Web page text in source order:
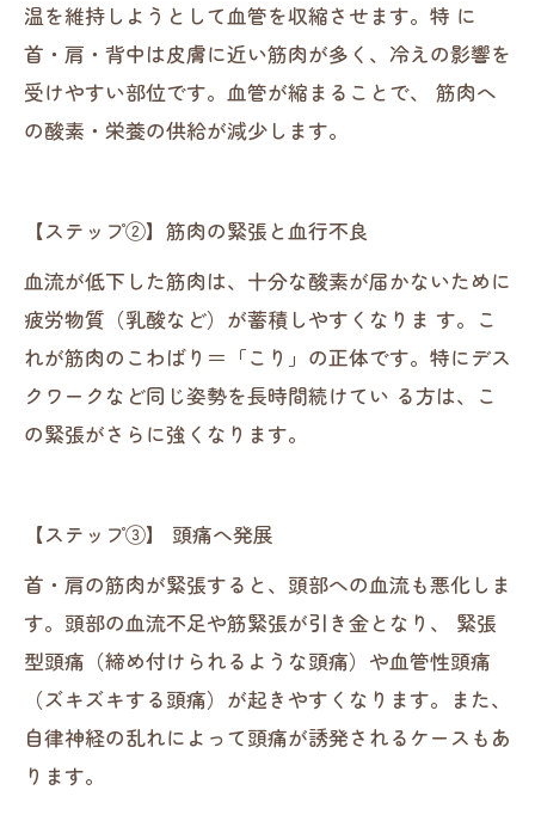
温を維持しようとして血管を収縮させます。特 に
首・肩・背中は皮膚に近い筋肉が多く、冷えの影響を
受けやすい部位です。血管が縮まることで、 筋肉へ
の酸素・栄養の供給が減少します。
【ステップ②】筋肉の緊張と血行不良
血流が低下した筋肉は、十分な酸素が届かないために
疲労物質（乳酸など）が蓄積しやすくなりま す。こ
れが筋肉のこわばり＝「こり」の正体です。特にデス
クワークなど同じ姿勢を長時間続けてい る方は、こ
の緊張がさらに強くなります。
【ステップ③】 頭痛へ発展
首・肩の筋肉が緊張すると、頭部への血流も悪化しま
す。頭部の血流不足や筋緊張が引き金となり、 緊張
型頭痛（締め付けられるような頭痛）や血管性頭痛
（ズキズキする頭痛）が起きやすくなります。また、
自律神経の乱れによって頭痛が誘発されるケースもあ
ります。